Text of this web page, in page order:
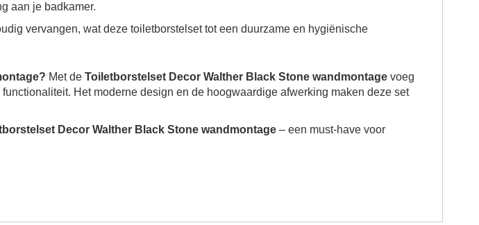
aan je badkamer.
vervangen, wat deze toiletborstelset tot een duurzame en hygiënische
Met de Toiletborstelset Decor Walther Black Stone wandmontage voeg
Het moderne design en de hoogwaardige afwerking maken deze set
Decor Walther Black Stone wandmontage – een must-have voor